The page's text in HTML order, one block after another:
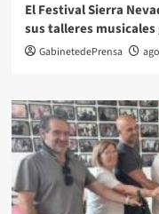
El Festival Sierra
sus talleres
GabinetedePrensa